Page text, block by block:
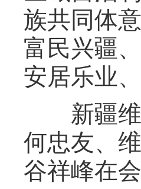
族共同体
富民兴疆
安居乐业
新疆维
何忠友、
谷祥峰在